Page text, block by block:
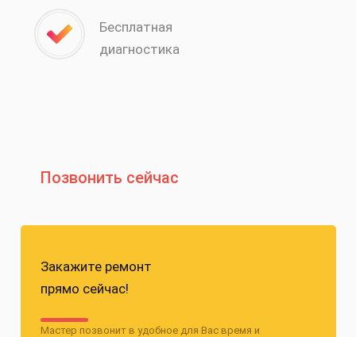
Бесплатная
диагностика
Позвонить сейчас
Закажите ремонт
прямо сейчас!
Мастер позвонит в удобное для Вас время и